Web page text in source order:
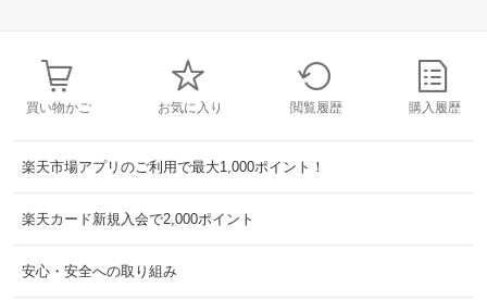
買い物かご お気に入り 閲覧履歴 購入履歴
楽天市場アプリのご利用で最大1,000ポイント！
楽天カード新規入会で2,000ポイント
安心・安全への取り組み